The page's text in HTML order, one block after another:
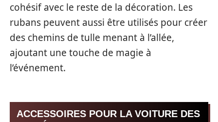
cohésif avec le reste de la décoration. Les
rubans peuvent aussi être utilisés pour créer
des chemins de tulle menant à l’allée,
ajoutant une touche de magie à
l’événement.
ACCESSOIRES POUR LA VOITURE DES